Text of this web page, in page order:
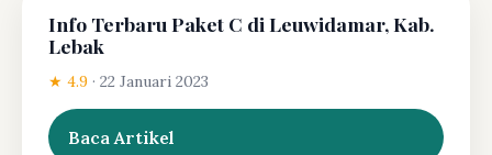
Info Terbaru Paket C di Leuwidamar, Kab.
Lebak
★ 4.9 · 22 Januari 2023
Baca Artikel